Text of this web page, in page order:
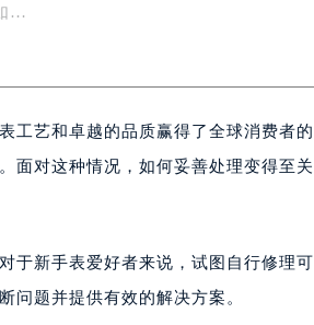
17层1706室（需提前预约）
预约）
（需提前预约）
提前预约）
07室（需提前预约）
…
工艺和卓越的品质赢得了全球消费者的
面对这种情况，如何妥善处理变得至关
于新手表爱好者来说，试图自行修理可
问题并提供有效的解决方案。